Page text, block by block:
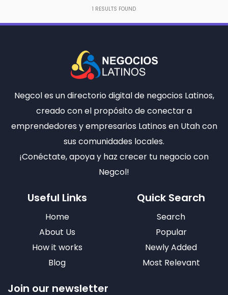
1 RESULTS FOUND
Negcol es un directorio digital de negocios Latinos,
creado con el propósito de conectar a
emprendedores y empresarios Latinos en Utah con
sus comunidades locales.
¡Conéctate, apoya y haz crecer tu negocio con
Negcol!
Useful Links
Home
About Us
How it works
Blog
Quick Search
Search
Popular
Newly Added
Most Relevant
Join our newsletter